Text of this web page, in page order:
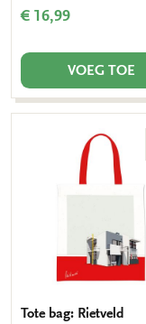
€ 16,99
VOEG TOE
Tote bag: Rietveld